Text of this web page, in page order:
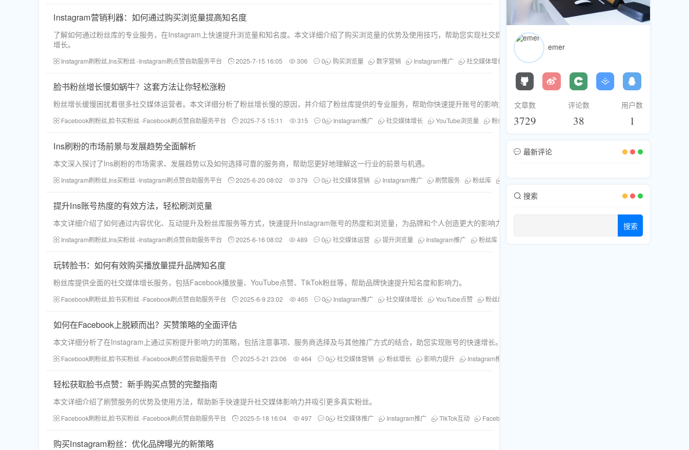
Instagram营销利器：如何通过购买浏览量提高知名度
了解如何通过粉丝库的专业服务，在Instagram上快速提升浏览量和知名度。本文详细介绍了购买浏览量的优势及使用技巧，帮助您实现社交媒体的快速
增长。
Instagram刷粉丝,Ins买粉丝 -Instagram刷点赞自助服务平台 2025-7-15 16:05 306 0 购买浏览量 数字营销 Instagram推广 社交媒体增长 粉丝库
脸书粉丝增长慢如蜗牛？这套方法让你轻松涨粉
粉丝增长缓慢困扰着很多社交媒体运营者。本文详细分析了粉丝增长慢的原因，并介绍了粉丝库提供的专业服务，帮助你快速提升账号的影响力和粉丝数量。
Facebook刷粉丝,脸书买粉丝 -Facebook刷点赞自助服务平台 2025-7-5 15:11 315 0 Instagram推广 社交媒体增长 YouTube浏览量 粉丝库 TikTok刷赞 Facebook涨粉
Ins刷粉的市场前景与发展趋势全面解析
本文深入探讨了Ins刷粉的市场需求、发展趋势以及如何选择可靠的服务商，帮助您更好地理解这一行业的前景与机遇。
Instagram刷粉丝,Ins买粉丝 -Instagram刷点赞自助服务平台 2025-6-20 08:02 379 0 社交媒体营销 Instagram推广 刷赞服务 粉丝库
提升Ins账号热度的有效方法，轻松刷浏览量
本文详细介绍了如何通过内容优化、互动提升及粉丝库服务等方式，快速提升Instagram账号的热度和浏览量，为品牌和个人创造更大的影响力。
Instagram刷粉丝,Ins买粉丝 -Instagram刷点赞自助服务平台 2025-6-16 08:02 489 0 社交媒体运营 提升浏览量 Instagram推广 粉丝库
玩转脸书：如何有效购买播放量提升品牌知名度
粉丝库提供全面的社交媒体增长服务，包括Facebook播放量、YouTube点赞、TikTok粉丝等，帮助品牌快速提升知名度和影响力。
Facebook刷粉丝,脸书买粉丝 -Facebook刷点赞自助服务平台 2025-6-9 23:02 465 0 Instagram推广 社交媒体增长 YouTube点赞 粉丝库
如何在Facebook上脱颖而出？买赞策略的全面评估
本文详细分析了在Instagram上通过买粉提升影响力的策略，包括注意事项、服务商选择及与其他推广方式的结合，助您实现账号的快速增长。
Facebook刷粉丝,脸书买粉丝 -Facebook刷点赞自助服务平台 2025-5-21 23:06 464 0 社交媒体营销 粉丝增长 影响力提升 Instagram推广
轻松获取脸书点赞：新手购买点赞的完整指南
本文详细介绍了刷赞服务的优势及使用方法，帮助新手快速提升社交媒体影响力并吸引更多真实粉丝。
Facebook刷粉丝,脸书买粉丝 -Facebook刷点赞自助服务平台 2025-5-18 16:04 497 0 社交媒体推广 Instagram推广 TikTok互动 Facebook点赞
购买Instagram粉丝：优化品牌曝光的新策略
emer
文章数
3729
评论数
38
用户数
1
最新评论
搜索
搜索